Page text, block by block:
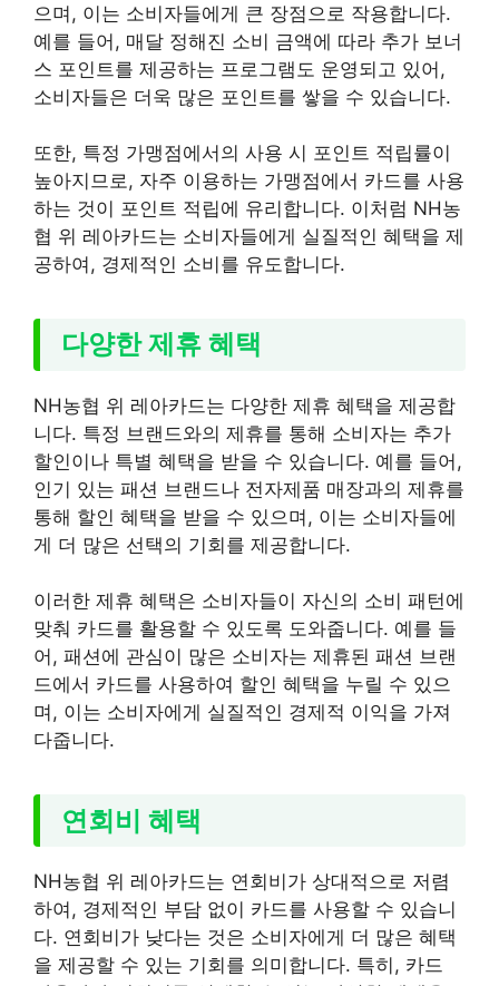
으며, 이는 소비자들에게 큰 장점으로 작용합니다.
예를 들어, 매달 정해진 소비 금액에 따라 추가 보너
스 포인트를 제공하는 프로그램도 운영되고 있어,
소비자들은 더욱 많은 포인트를 쌓을 수 있습니다.
또한, 특정 가맹점에서의 사용 시 포인트 적립률이
높아지므로, 자주 이용하는 가맹점에서 카드를 사용
하는 것이 포인트 적립에 유리합니다. 이처럼 NH농
협 위 레아카드는 소비자들에게 실질적인 혜택을 제
공하여, 경제적인 소비를 유도합니다.
다양한 제휴 혜택
NH농협 위 레아카드는 다양한 제휴 혜택을 제공합
니다. 특정 브랜드와의 제휴를 통해 소비자는 추가
할인이나 특별 혜택을 받을 수 있습니다. 예를 들어,
인기 있는 패션 브랜드나 전자제품 매장과의 제휴를
통해 할인 혜택을 받을 수 있으며, 이는 소비자들에
게 더 많은 선택의 기회를 제공합니다.
이러한 제휴 혜택은 소비자들이 자신의 소비 패턴에
맞춰 카드를 활용할 수 있도록 도와줍니다. 예를 들
어, 패션에 관심이 많은 소비자는 제휴된 패션 브랜
드에서 카드를 사용하여 할인 혜택을 누릴 수 있으
며, 이는 소비자에게 실질적인 경제적 이익을 가져
다줍니다.
연회비 혜택
NH농협 위 레아카드는 연회비가 상대적으로 저렴
하여, 경제적인 부담 없이 카드를 사용할 수 있습니
다. 연회비가 낮다는 것은 소비자에게 더 많은 혜택
을 제공할 수 있는 기회를 의미합니다. 특히, 카드